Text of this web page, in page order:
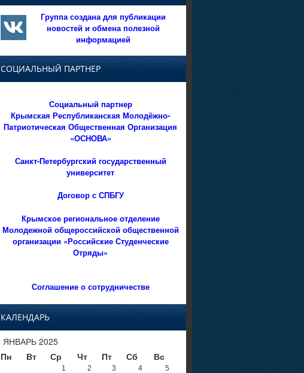
Группа создана для публикации
новостей и обмена полезной
информацией
СОЦИАЛЬНЫЙ ПАРТНЕР
Социальный партнер
Крымская Республиканская Молодёжно-
Патриотическая Общественная Организация
«ОСНОВА»
Санкт-Петербургский государственный
университет
Договор с СПБГУ
Крымское региональное отделение
Молодежной общероссийской общественной
организации «Российские Студенческие
Отряды»
Соглашение о сотрудничестве
КАЛЕНДАРЬ
ЯНВАРЬ 2025
Пн
Вт Ср Чт Пт Сб Вс
1 2 3 4
5